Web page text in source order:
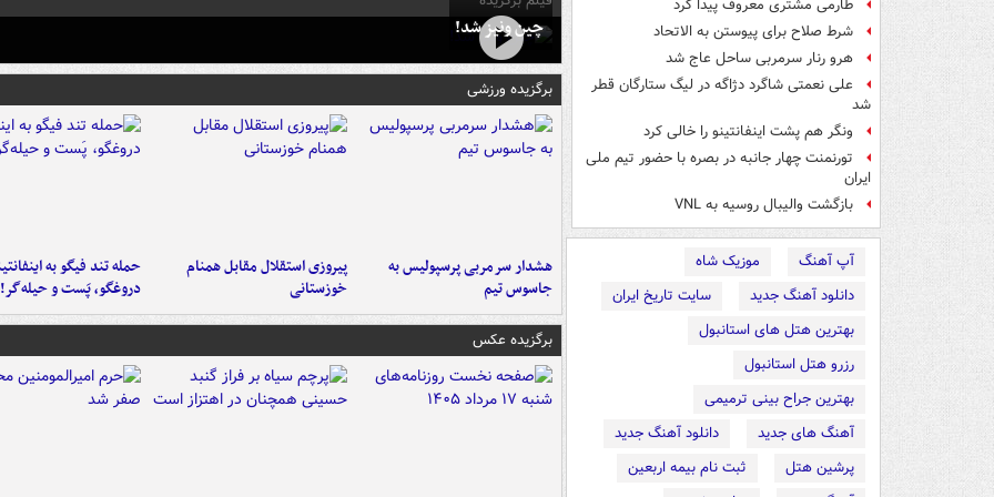
طارمی مشتری معروف پیدا کرد
شرط صلاح برای پیوستن به الاتحاد
هرو رنار سرمربی ساحل عاج شد
علی نعمتی شاگرد دژاگه در لیگ ستارگان قطر
شد
ونگر هم پشت اینفانتینو را خالی کرد
تورنمنت چهار جانبه در بصره با حضور تیم ملی
ایران
بازگشت والیبال روسیه به VNL
آپ آهنگ
موزیک شاه
دانلود آهنگ جدید
سایت تاریخ ایران
بهترین هتل های استانبول
رزرو هتل استانبول
بهترین جراح بینی ترمیمی
آهنگ های جدید
دانلود آهنگ جدید
پرشین هتل
ثبت نام بیمه اربعین
چین ونیز شد!
برگزیده ورزشی
هشدار سرمربی پرسپولیس به
جاسوس تیم
پیروزی استقلال مقابل همنام
خوزستانی
حمله تند فیگو به
دروغگو، پَست‌ و حیله‌گر!
برگزیده عکس